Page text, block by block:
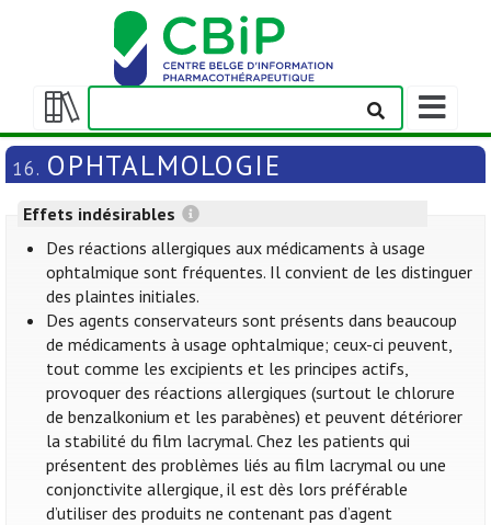
Afficher/masquer
la
table
matières
Afficher/
la
barre
navigation
16. OPHTALMOLOGIE
Effets indésirables
Des réactions allergiques aux médicaments à usage
ophtalmique sont fréquentes. Il convient de les distinguer
des plaintes initiales.
Des agents conservateurs sont présents dans beaucoup
de médicaments à usage ophtalmique; ceux-ci peuvent,
tout comme les excipients et les principes actifs,
provoquer des réactions allergiques (surtout le chlorure
de benzalkonium et les parabènes) et peuvent détériorer
la stabilité du film lacrymal. Chez les patients qui
présentent des problèmes liés au film lacrymal ou une
conjonctivite allergique, il est dès lors préférable
d’utiliser des produits ne contenant pas d’agent